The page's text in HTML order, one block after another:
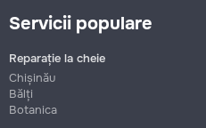
Servicii populare
Reparație la cheie
Chișinău
Bălți
Botanica